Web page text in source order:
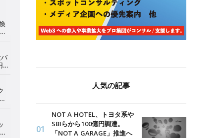
人気の記事
NOT A HOTEL、トヨタ系や
SBIらから100億円調達。
「NOT A GARAGE」推進へ